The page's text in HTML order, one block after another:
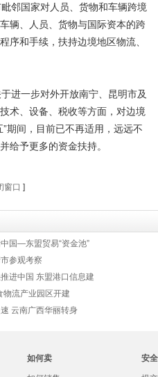
邻国家对人员、货物和车辆跨境
辆、人员、货物与国际资本的跨
序和手续，扶持边境地区物流、
进一步对外开放南宁、昆明市及
术、设备、税收等方面，对边境
期间，目前已不再适用，远远不
给予更多的资金扶持。
窗口 ]
国—东盟贸易“资金池”
参观考察
进中国 东盟港口信息建
物流产业园区开建
云南广西华丽转身
如何卖 安